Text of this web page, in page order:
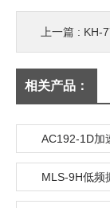
上一篇 : KH-
相关产品：
AC192-1D加
MLS-9H低频